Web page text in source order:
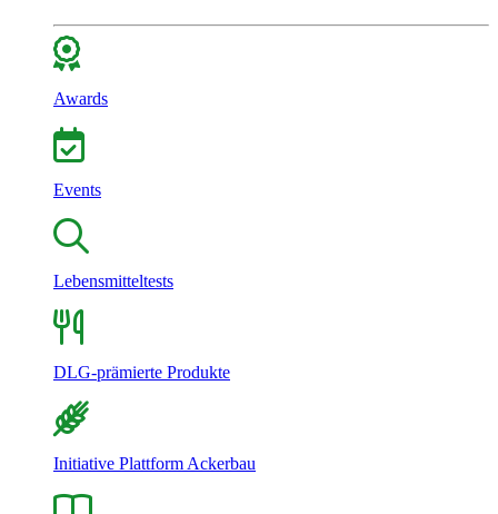
Awards
Events
Lebensmitteltests
DLG-prämierte Produkte
Initiative Plattform Ackerbau